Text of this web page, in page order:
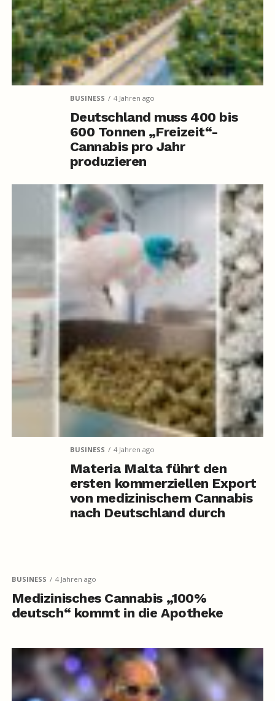
BUSINESS 4 Jahren ago
Deutschland muss 400 bis
600 Tonnen „Freizeit“-
Cannabis pro Jahr
produzieren
BUSINESS 4 Jahren ago
Materia Malta führt den
ersten kommerziellen Export
von medizinischem Cannabis
nach Deutschland durch
BUSINESS 4 Jahren ago
Medizinisches Cannabis „100%
deutsch“ kommt in die Apotheke